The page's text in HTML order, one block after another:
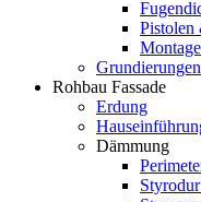
Pistolen
Grundierungen
Rohbau Fassade
Erdung
Dämmung